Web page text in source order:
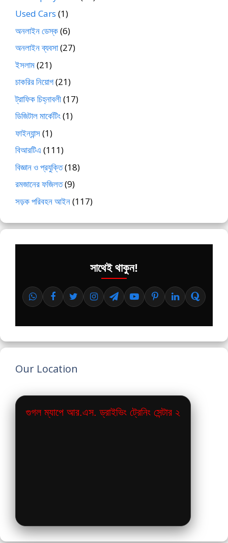
Used Cars (1)
অনলাইন ডেস্ক(6)
অনলাইন ব্যবসা(27)
ইসলাম(21)
চাকরির নিয়োগ(21)
ট্রাফিক চিহ্নাবলী(17)
ডিজিটাল মার্কেটিং(1)
ফাইন্যান্স(1)
বিআরটিএ (111)
বিজ্ঞান ও প্রযুক্তি(18)
রমজানের ফজিলত(9)
সড়ক পরিবহন আইন(117)
সাথেই থাকুন!
Our Location
গুগল ম্যাপে আর.এস. ড্রাইভিং ট্রেনিং সেন্টার ২